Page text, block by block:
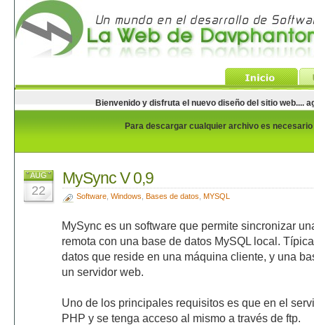
Bienvenido y disfruta el nuevo diseño del sitio web....
Para descargar cualquier archivo es
AUG
22
MySync V 0,9
Software, Windows Bases de datos MYSQL
MySync es un software que permite sincronizar
remota con una base de datos MySQL local.
datos que reside en una máquina cliente, y una
un servidor web.
Uno de los principales requisitos es que en el
PHP y se tenga acceso al mismo a través de ftp.